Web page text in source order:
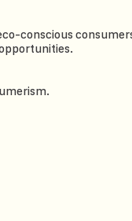
conscious